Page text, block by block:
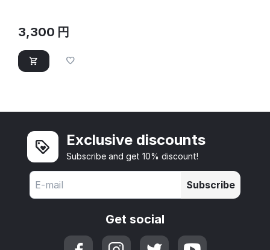
3,300 円
Exclusive discounts
Subscribe and get 10% discount!
Subscribe
Get social